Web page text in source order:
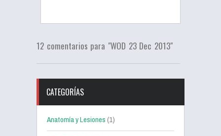
12 comentarios para "WOD 23 Dec 2013"
CATEGORÍAS
Anatomía y Lesiones(1)